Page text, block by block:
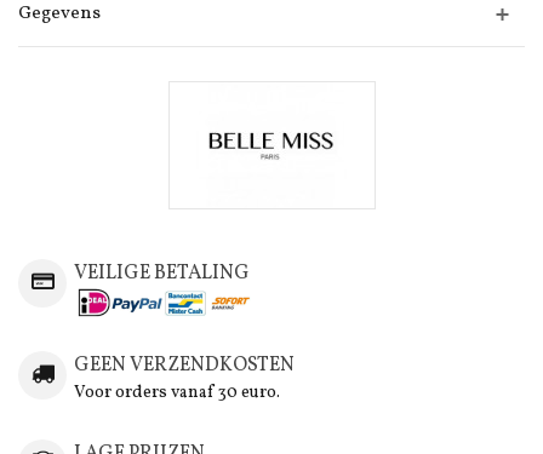
Gegevens
VEILIGE BETALING
GEEN VERZENDKOSTEN
Voor orders vanaf 30 euro.